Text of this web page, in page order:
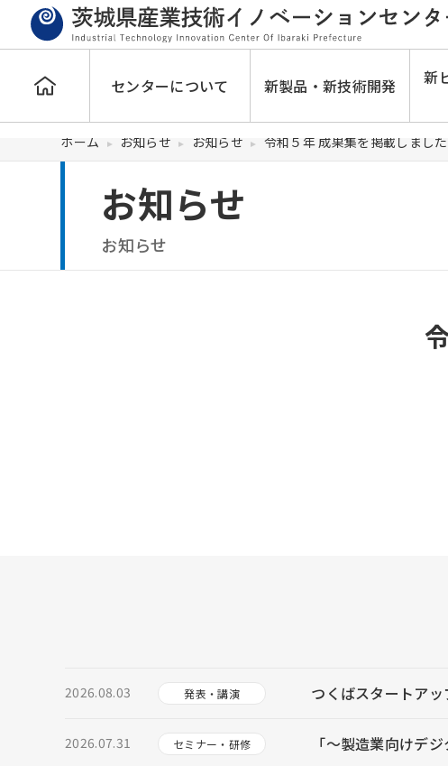
センターについて 新製品・新技術開発
新
ホーム お知らせ お知らせ 令和５年 成果集を掲載しました
お知らせ
お知らせ
2026.08.03 発表・講演 つくばスタートア
2026.07.31 セミナー・研修 「～製造業向けデ